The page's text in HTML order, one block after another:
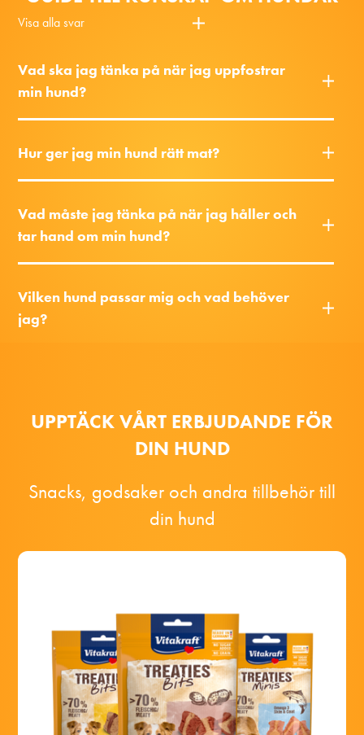
Visa alla svar
Vad ska jag tänka på när jag uppfostrar
min hund?
Hur ger jag min hund rätt mat?
Vad måste jag tänka på när jag håller och
tar hand om min hund?
Vilken hund passar mig och vad behöver
jag?
UPPTÄCK VÅRT ERBJUDANDE FÖR
DIN HUND
Snacks, godsaker och andra tillbehör till
din hund